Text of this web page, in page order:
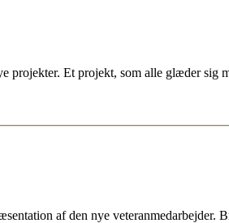
projekter. Et projekt, som alle glæder sig
af den nye veteranmedarbejder.